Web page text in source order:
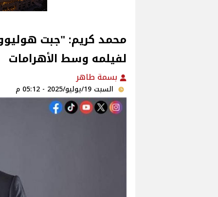
محمد كريم: "جبت
لفيلمه وسط الأهرامات‎
بسمة طاهر
السبت 19/يوليو/2025 - 05:12 م